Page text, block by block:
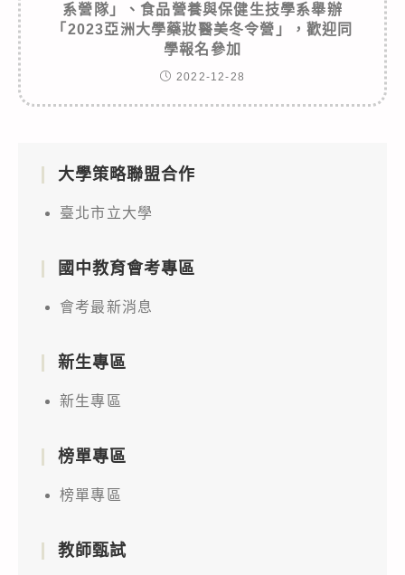
系營隊」、食品營養與保健生技學系舉辦
「2023亞洲大學藥妝醫美冬令營」，歡迎同
學報名參加
2022-12-28
大學策略聯盟合作
臺北市立大學
國中教育會考專區
會考最新消息
新生專區
新生專區
榜單專區
榜單專區
教師甄試